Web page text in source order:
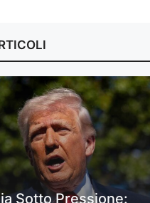
Sotto Pressione: